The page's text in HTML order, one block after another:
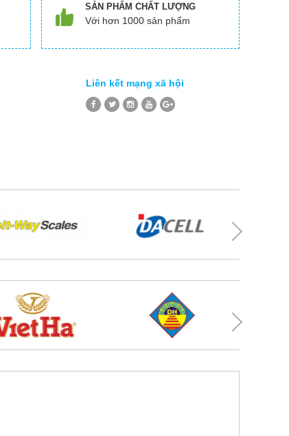
SẢN PHẨM CHẤT LƯỢNG
Với hơn 1000 sản phẩm
Liên kết mạng xã hội